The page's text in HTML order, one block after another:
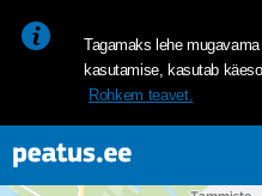
Tagamaks lehe
kasutamise, kasutab
Rohkem teavet.